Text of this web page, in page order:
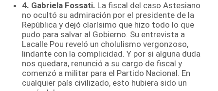
4. Gabriela Fossati. La fiscal del caso Astesiano
no ocultó su admiración por el presidente de la
República y dejó clarísimo que hizo todo lo que
pudo para salvar al Gobierno. Su entrevista a
Lacalle Pou reveló un cholulismo vergonzoso,
lindante con la complicidad. Y por si alguna duda
nos quedara, renunció a su cargo de fiscal y
comenzó a militar para el Partido Nacional. En
cualquier país civilizado, esto hubiera sido un